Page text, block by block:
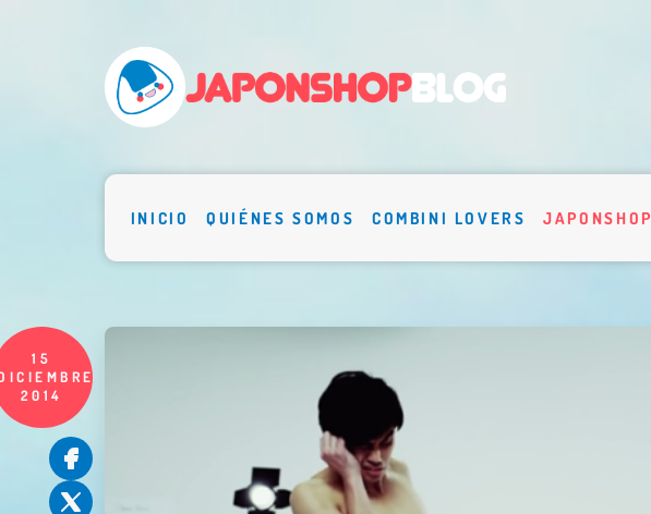
INICIO QUIÉNES SOMOS COMBINI LOVERS JAPONSHOP
15
2014